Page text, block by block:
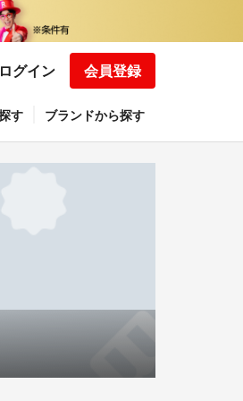
ログイン 会員登録
す ブランドから探す